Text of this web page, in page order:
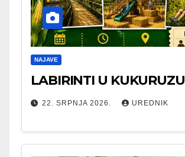
NAJAVE
LABIRINTI U KUKURUZU
22. SRPNJA 2026. UREDNIK